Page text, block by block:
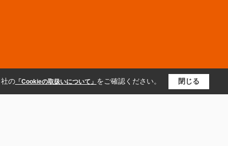
の「Cookieの取扱いについて」 をご確認ください。 閉じる